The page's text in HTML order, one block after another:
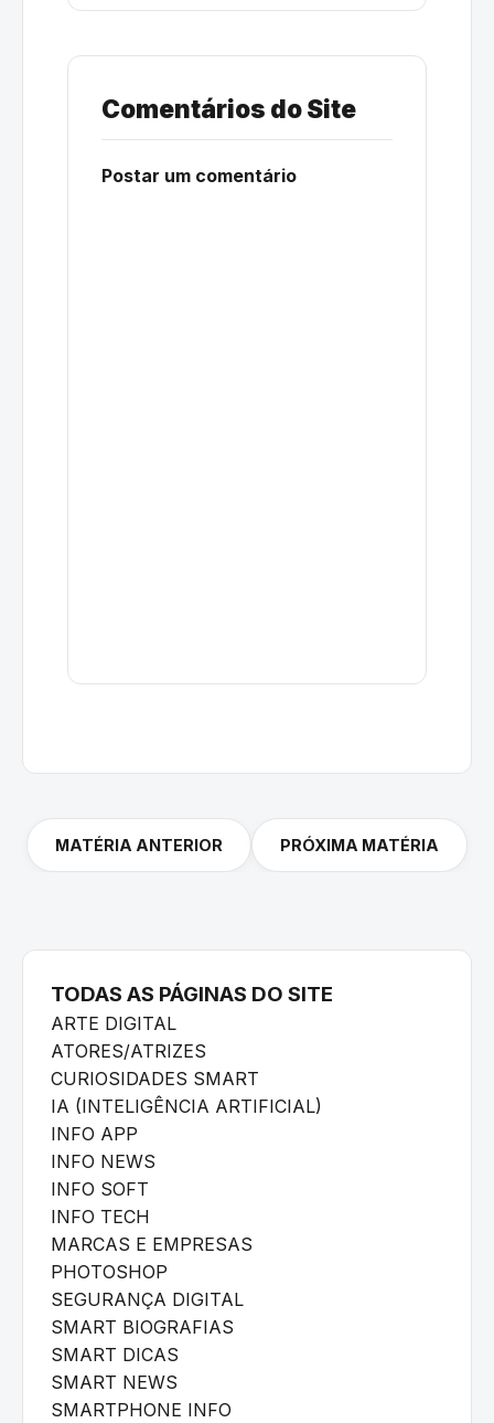
Comentários do Site
Postar um comentário
MATÉRIA ANTERIOR PRÓXIMA MATÉRIA
TODAS AS PÁGINAS DO SITE
ARTE DIGITAL
ATORES/ATRIZES
CURIOSIDADES SMART
IA (INTELIGÊNCIA ARTIFICIAL)
INFO APP
INFO NEWS
INFO SOFT
INFO TECH
MARCAS E EMPRESAS
PHOTOSHOP
SEGURANÇA DIGITAL
SMART BIOGRAFIAS
SMART DICAS
SMART NEWS
SMARTPHONE INFO